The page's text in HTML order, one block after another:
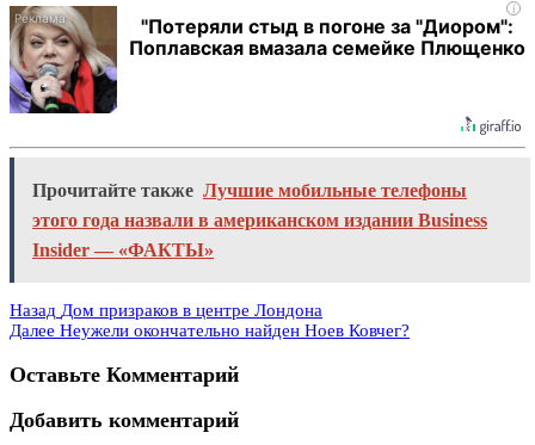
i
"Потеряли стыд в погоне за "Диором":
Поплавская вмазала семейке Плющенко
Прочитайте также Лучшие мобильные телефоны
этого года назвали в американском издании Business
Insider — «ФАКТЫ»
Назад Дом призраков в центре Лондона
Далее Неужели окончательно найден Ноев Ковчег?
Оставьте Комментарий
Добавить комментарий